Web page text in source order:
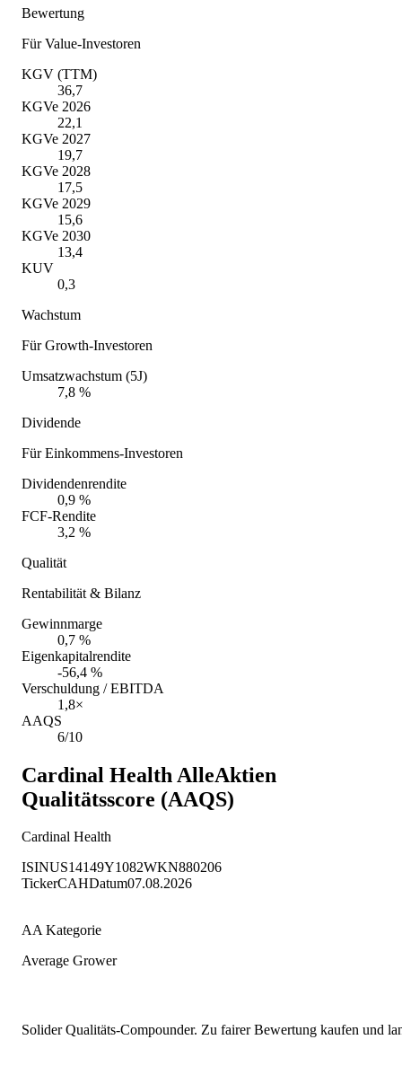
Bewertung
Für Value-Investoren
KGV (TTM)
36,7
KGVe 2026
22,1
KGVe 2027
19,7
KGVe 2028
17,5
KGVe 2029
15,6
KGVe 2030
13,4
KUV
0,3
Wachstum
Für Growth-Investoren
Umsatzwachstum (5J)
7,8 %
Dividende
Für Einkommens-Investoren
Dividendenrendite
0,9 %
FCF-Rendite
3,2 %
Qualität
Rentabilität & Bilanz
Gewinnmarge
0,7 %
Eigenkapitalrendite
-56,4 %
Verschuldung / EBITDA
1,8×
AAQS
6/10
Cardinal Health AlleAktien
Qualitätsscore (AAQS)
Cardinal Health
ISINUS14149Y1082WKN880206
TickerCAHDatum07.08.2026
AA Kategorie
Average Grower
Solider Qualitäts-Compounder. Zu fairer Bewertung kaufen und